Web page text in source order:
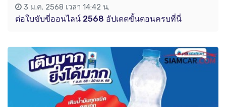
3 ม.ค. 2568 เวลา 14:42 น.
ต่อใบขับขี่ออนไลน์ 2568 อัปเดตขั้นตอนครบที่นี่